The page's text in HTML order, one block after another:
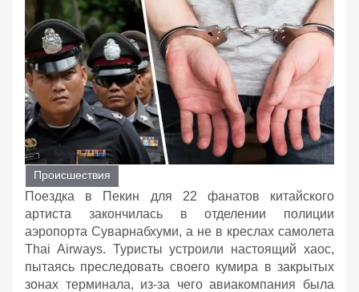
Происшествия
Поездка в Пекин для 22 фанатов китайского
артиста закончилась в отделении полиции
аэропорта Суварнабхуми, а не в креслах самолета
Thai Airways. Туристы устроили настоящий хаос,
пытаясь преследовать своего кумира в закрытых
зонах терминала, из-за чего авиакомпания была